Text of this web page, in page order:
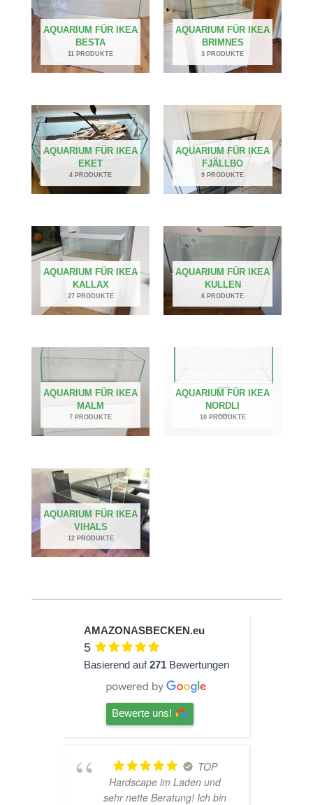
AQUARIUM FÜR IKEA
BESTA
11 PRODUKTE
AQUARIUM FÜR IKEA
BRIMNES
3 PRODUKTE
AQUARIUM FÜR IKEA
EKET
4 PRODUKTE
AQUARIUM FÜR IKEA
FJÄLLBO
9 PRODUKTE
AQUARIUM FÜR IKEA
KALLAX
27 PRODUKTE
AQUARIUM FÜR IKEA
KULLEN
6 PRODUKTE
AQUARIUM FÜR IKEA
MALM
7 PRODUKTE
AQUARIUM FÜR IKEA
NORDLI
10 PRODUKTE
AQUARIUM FÜR IKEA
VIHALS
12 PRODUKTE
AMAZONASBECKEN.eu
5
Basierend auf271 Bewertungen
Bewerte uns!
TOP
Hardscape im Laden und
sehr nette Beratung! Ich bin